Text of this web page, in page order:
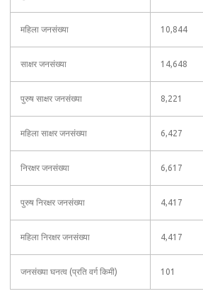
महिला जनसंख्या 10,844
साक्षर जनसंख्या 14,648
पुरुष साक्षर जनसंख्या 8,221
महिला साक्षर जनसंख्या 6,427
निरक्षर जनसंख्या 6,617
पुरुष निरक्षर जनसंख्या 4,417
महिला निरक्षर जनसंख्या 4,417
जनसंख्या घनत्व (प्रति वर्ग किमी) 101